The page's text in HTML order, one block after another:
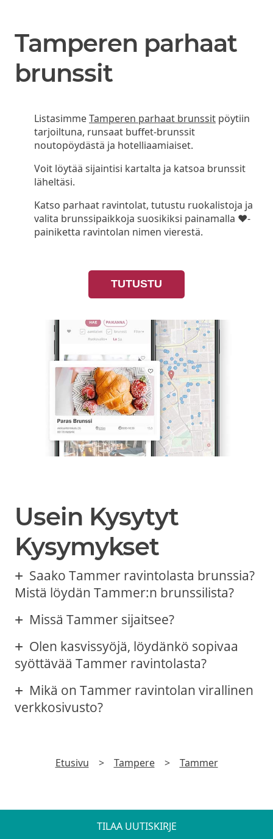
Tamperen parhaat
brunssit
ListasimmeTamperen parhaat brunssit pöytiin
tarjoiltuna, runsaat buffet-brunssit
noutopöydästä ja hotelliaamiaiset.
Voit löytää sijaintisi kartalta ja katsoa brunssit
läheltäsi.
Katso parhaat ravintolat, tutustu ruokalistoja ja
valita brunssipaikkoja suosikiksi painamalla ❤-
painiketta ravintolan nimen vierestä.
TUTUSTU
Usein Kysytyt
Kysymykset
Saako Tammer ravintolasta brunssia?
Mistä löydän Tammer:n brunssilista?
Missä Tammer sijaitsee?
Olen kasvissyöjä, löydänkö sopivaa
syöttävää Tammer ravintolasta?
Mikä on Tammer ravintolan virallinen
verkkosivusto?
Etusivu > Tampere > Tammer
TILAA UUTISKIRJE